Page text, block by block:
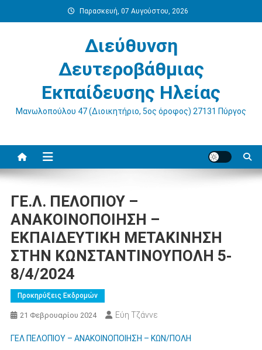
στο
Παρασκευή, 07 Αυγούστου, 2026
Διεύθυνση
Δευτεροβάθμιας
Εκπαίδευσης Ηλείας
Μανωλοπούλου 47 (Διοικητήριο, 5ος όροφος) 27131 Πύργος
ΓΕ.Λ. ΠΕΛΟΠΙΟΥ –
ΑΝΑΚΟΙΝΟΠΟΙΗΣΗ –
ΕΚΠΑΙΔΕΥΤΙΚΗ ΜΕΤΑΚΙΝΗΣΗ
ΣΤΗΝ ΚΩΝΣΤΑΝΤΙΝΟΥΠΟΛΗ 5-
8/4/2024
Προκηρύξεις Εκδρομών
21 Φεβρουαρίου 2024 Εύη Τζάννε
ΓΕΛ ΠΕΛΟΠΙΟΥ – ΑΝΑΚΟΙΝΟΠΟΙΗΣΗ – ΚΩΝ/ΠΟΛΗ